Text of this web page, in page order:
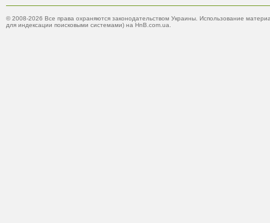
© 2008-2026 Все права охраняются законодательством Украины. Использование
для индексации поисковыми системами) на HnB.com.ua.